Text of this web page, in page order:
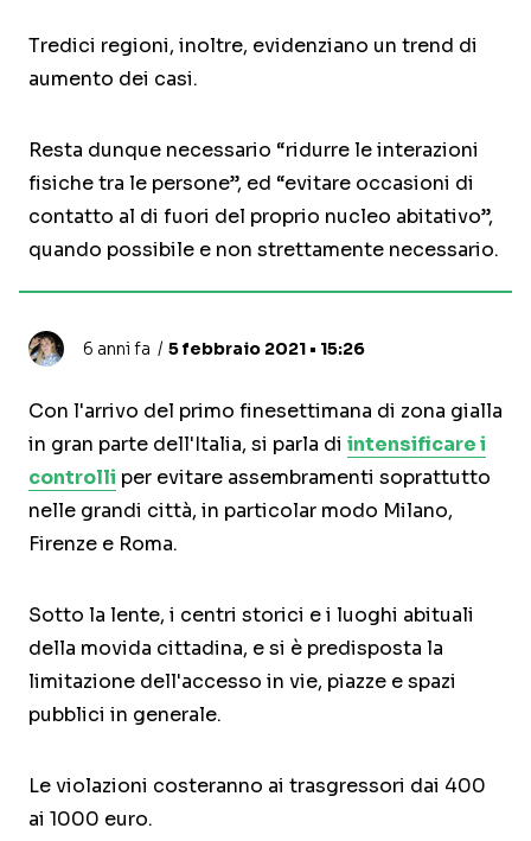
Tredici regioni, inoltre, evidenziano un trend di
aumento dei casi.
Resta dunque necessario “ridurre le interazioni
fisiche tra le persone”, ed “evitare occasioni di
contatto al di fuori del proprio nucleo abitativo”,
quando possibile e non strettamente necessario.
6 anni fa 5 febbraio 2021 • 15:26
Con l'arrivo del primo finesettimana di zona gialla
in gran parte dell'Italia, si parla di intensificare i
controlli per evitare assembramenti soprattutto
nelle grandi città, in particolar modo Milano,
Firenze e Roma.
Sotto la lente, i centri storici e i luoghi abituali
della movida cittadina, e si è predisposta la
limitazione dell'accesso in vie, piazze e spazi
pubblici in generale.
Le violazioni costeranno ai trasgressori dai 400
ai 1000 euro.